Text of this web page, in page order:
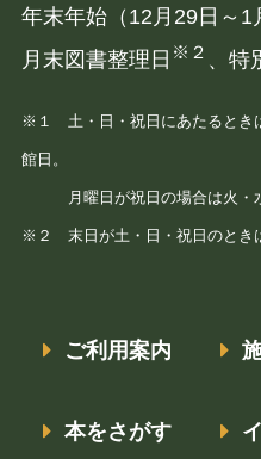
年末年始（12月29日～1
月末図書整理日 ※２ 、特
※１ 土・日・祝日にあたるとき
館日。
月曜日が祝日の場合は火・水
※２ 末⽇が⼟・⽇・祝日のとき
ご利用案内
本をさがす